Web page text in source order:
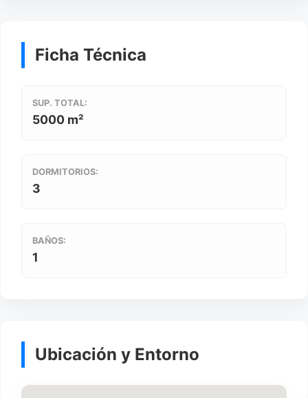
Ficha Técnica
SUP. TOTAL:
5000 m²
DORMITORIOS:
3
BAÑOS:
1
Ubicación y Entorno